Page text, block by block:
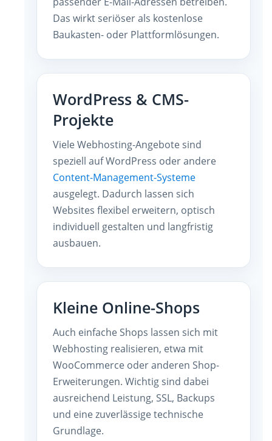
Das wirkt seriöser als kostenlose
Baukasten- oder Plattformlösungen.
WordPress & CMS-
Projekte
Viele Webhosting-Angebote sind
speziell auf WordPress oder andere
Content-Management-Systeme
ausgelegt. Dadurch lassen sich
Websites flexibel erweitern, optisch
individuell gestalten und langfristig
ausbauen.
Kleine Online-Shops
Auch einfache Shops lassen sich mit
Webhosting realisieren, etwa mit
WooCommerce oder anderen Shop-
Erweiterungen. Wichtig sind dabei
ausreichend Leistung, SSL, Backups
und eine zuverlässige technische
Grundlage.